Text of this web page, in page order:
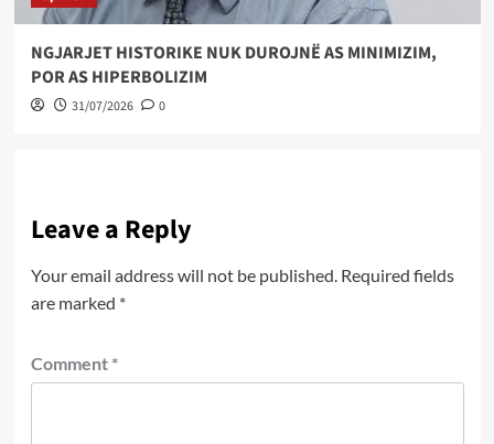
NGJARJET HISTORIKE NUK DUROJNË AS MINIMIZIM,
POR AS HIPERBOLIZIM
31/07/2026 0
Leave a Reply
Your email address will not be published. Required fields
are marked *
Comment *